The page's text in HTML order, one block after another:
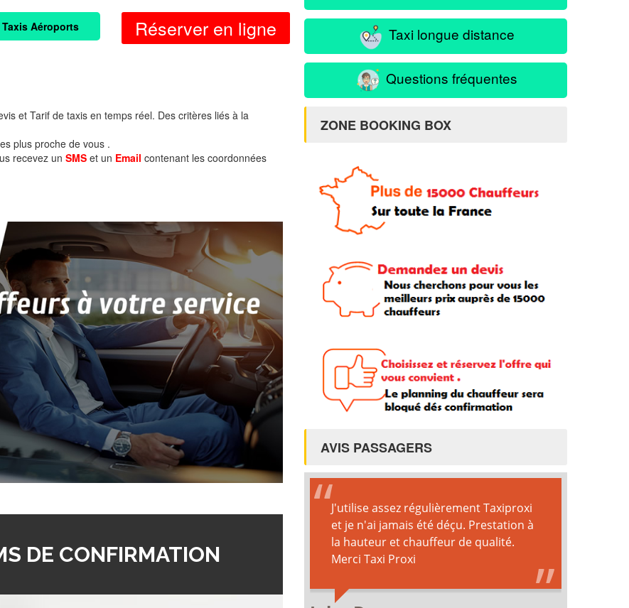
Aéroports Réserver en ligne
et Tarif de taxis en temps réel. Des critères liés à la
plus proche de vous .
recevez un SMS et un Email contenant les coordonnées
DE CONFIRMATION
Taxi longue distance
Questions fréquentes
ZONE BOOKING BOX
AVIS PASSAGERS